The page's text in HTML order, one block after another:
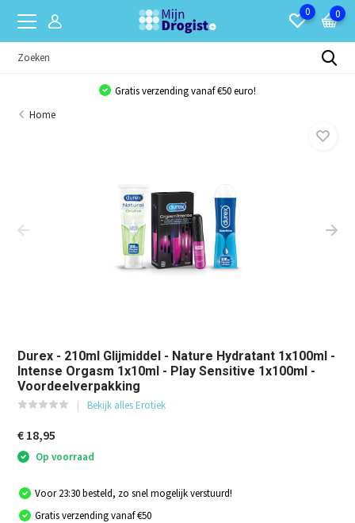
0 0
Gratis verzending vanaf €50 euro!
Home
Durex - 210ml Glijmiddel - Nature Hydratant 1x100ml -
Intense Orgasm 1x10ml - Play Sensitive 1x100ml -
Voordeelverpakking
Bekijk alles Erotiek
€ 18,95
Op voorraad
Voor 23:30 besteld, zo snel mogelijk verstuurd!
Gratis verzending vanaf €50